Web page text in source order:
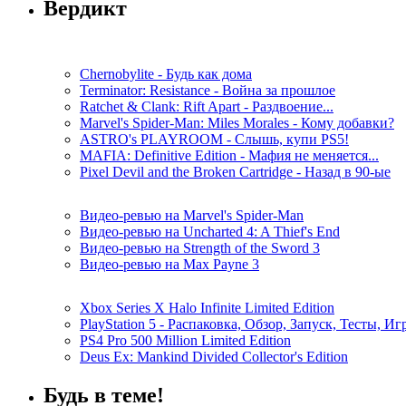
Вердикт
Chernobylite - Будь как дома
Terminator: Resistance - Война за прошлое
Ratchet & Clank: Rift Apart - Раздвоение...
Marvel's Spider-Man: Miles Morales - Кому добавки?
ASTRO's PLAYROOM - Слышь, купи PS5!
MAFIA: Definitive Edition - Мафия не меняется...
Pixel Devil and the Broken Cartridge - Назад в 90-ые
Видео-ревью на Marvel's Spider-Man
Видео-ревью на Uncharted 4: A Thief's End
Видео-ревью на Strength of the Sword 3
Видео-ревью на Max Payne 3
Xbox Series X Halo Infinite Limited Edition
PlayStation 5 - Распаковка, Обзор, Запуск, Тесты,
PS4 Pro 500 Million Limited Edition
Deus Ex: Mankind Divided Collector's Edition
Будь в теме!